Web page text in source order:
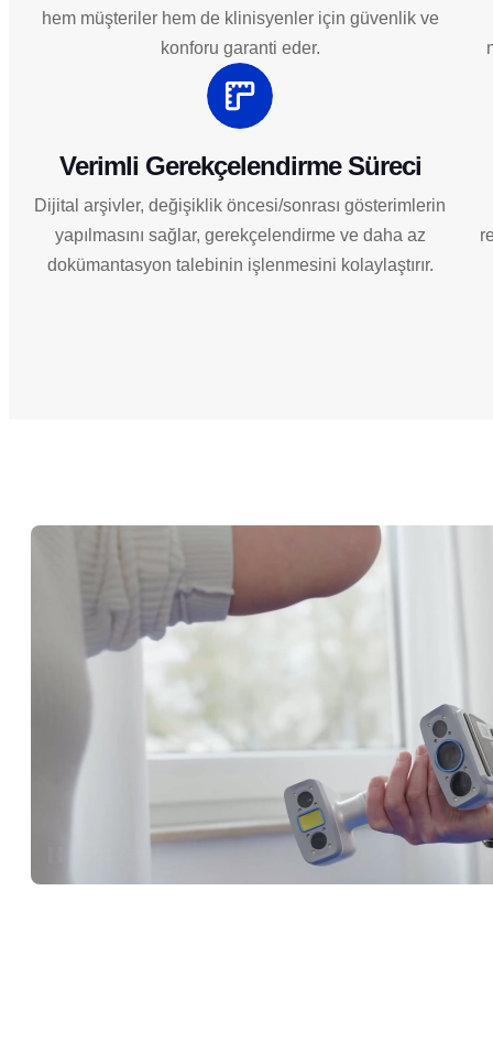
hem müşteriler hem de klinisyenler için güvenlik ve
konforu garanti eder.
Verimli Gerekçelendirme Süreci
Dijital arşivler, değişiklik öncesi/sonrası gösterimlerin
yapılmasını sağlar, gerekçelendirme ve daha az
dokümantasyon talebinin işlenmesini kolaylaştırır.